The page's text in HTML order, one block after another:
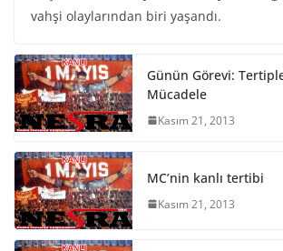
vahşi olaylarından biri yaşandı.
Günün Görevi:
Mücadele
Kasım 21, 2013
MC’nin kanlı tertibi
Kasım 21, 2013